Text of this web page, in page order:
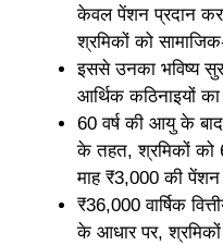
केवल पेंशन प्रदान
श्रमिकों को
इससे उनका भविष्य
आर्थिक कठिनाइयों
60 वर्ष की आयु के
के तहत, श्रमिकों को
माह ₹3,000 की पेंशन
₹36,000 वार्षिक
के आधार पर, श्रमिकों